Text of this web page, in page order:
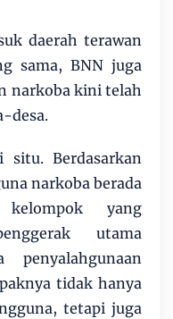
daerah terawan
sama, BNN juga
narkoba kini telah
desa.
Berdasarkan
narkoba berada
yang
utama
tidak hanya
tetapi juga